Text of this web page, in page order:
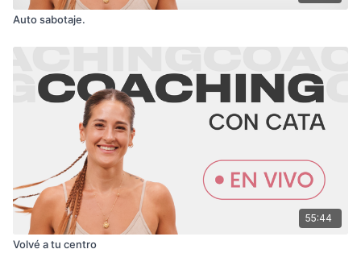
Auto sabotaje.
55:44
Volvé a tu centro